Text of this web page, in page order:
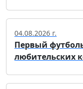
04.08.2026 г.
Первый
любительских